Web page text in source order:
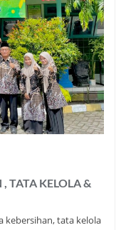
TATA KELOLA &
kebersihan, tata kelola